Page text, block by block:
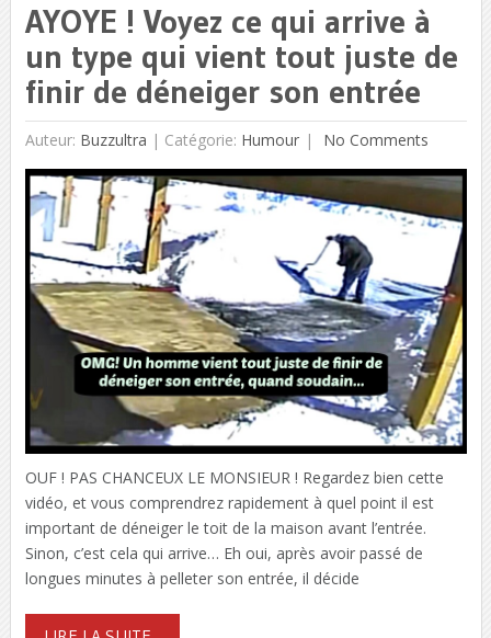
AYOYE ! Voyez ce qui arrive à
un type qui vient tout juste de
finir de déneiger son entrée
Auteur: Buzzultra | Catégorie: Humour No Comments
OUF ! PAS CHANCEUX LE MONSIEUR ! Regardez bien cette
vidéo, et vous comprendrez rapidement à quel point il est
important de déneiger le toit de la maison avant l’entrée.
Sinon, c’est cela qui arrive… Eh oui, après avoir passé de
longues minutes à pelleter son entrée, il décide